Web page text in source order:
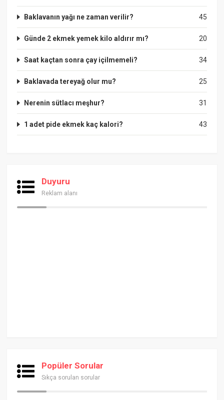
45
Baklavanın yağı ne zaman verilir?
20
Günde 2 ekmek yemek kilo aldırır mı?
34
Saat kaçtan sonra çay içilmemeli?
25
Baklavada tereyağ olur mu?
31
Nerenin sütlacı meşhur?
43
1 adet pide ekmek kaç kalori?
Duyuru
Reklam alanı
Popüler Sorular
Sıkça sorulan sorular